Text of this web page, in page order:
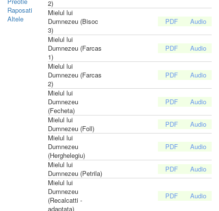
Raposati
Altele
2)
Mielul lui
Dumnezeu (Bisoc
3)
Mielul lui
Dumnezeu (Farcas
1)
Mielul lui
Dumnezeu (Farcas
2)
Mielul lui
Dumnezeu
(Fecheta)
Mielul lui
Dumnezeu (Foll)
Mielul lui
Dumnezeu
(Herghelegiu)
Mielul lui
Dumnezeu (Petrila)
Mielul lui
Dumnezeu
(Recalcatti -
adaptata)